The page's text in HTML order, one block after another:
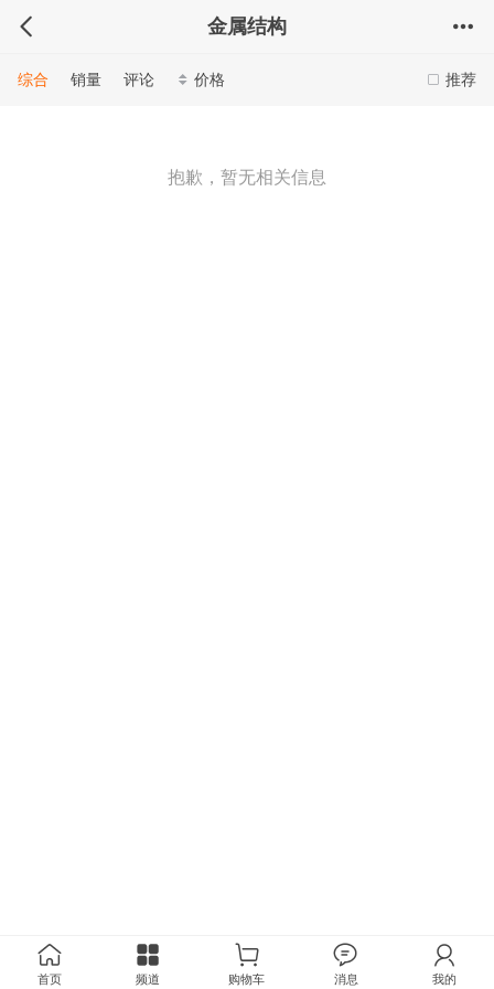
金属结构
推荐
综合 销量 评论 价格
抱歉，暂无相关信息
首页 频道 购物车 消息 我的